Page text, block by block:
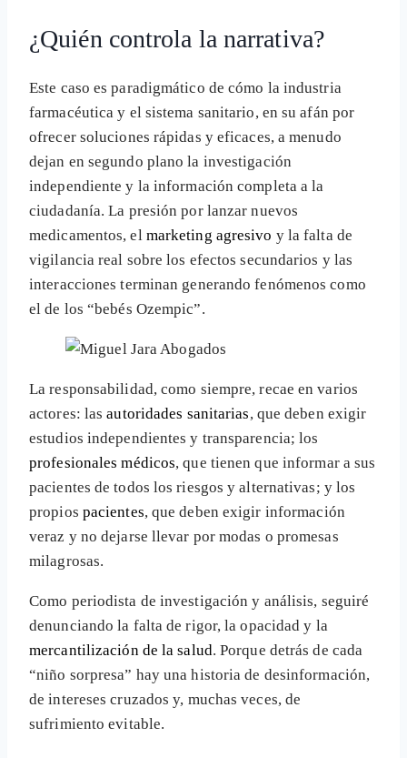
¿Quién controla la narrativa?
Este caso es paradigmático de cómo la industria
farmacéutica y el sistema sanitario, en su afán por
ofrecer soluciones rápidas y eficaces, a menudo
dejan en segundo plano la investigación
independiente y la información completa a la
ciudadanía. La presión por lanzar nuevos
medicamentos, el marketing agresivo y la falta de
vigilancia real sobre los efectos secundarios y las
interacciones terminan generando fenómenos como
el de los “bebés Ozempic”.
La responsabilidad, como siempre, recae en varios
actores: lasautoridades sanitarias, que deben exigir
estudios independientes y transparencia; los
profesionales médicos, que tienen que informar a sus
pacientes de todos los riesgos y alternativas; y los
propios pacientes, que deben exigir información
veraz y no dejarse llevar por modas o promesas
milagrosas.
Como periodista de investigación y análisis, seguiré
denunciando la falta de rigor, la opacidad y la
mercantilización de la salud. Porque detrás de cada
“niño sorpresa” hay una historia de desinformación,
de intereses cruzados y, muchas veces, de
sufrimiento evitable.